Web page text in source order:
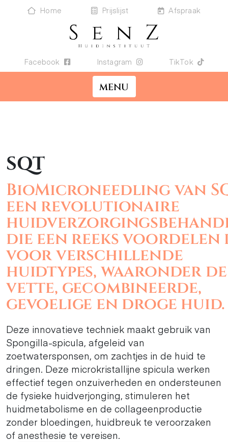
Home Prijslijst Afspraak
Facebook Instagram TikTok
MENU
SQT
BioMicroneedling van
een revolutionaire
die een reeks voordelen
voor verschillende
huidtypes, waaronder de
vette, gecombineerde,
gevoelige en droge huid.
Deze innovatieve techniek maakt gebruik van
Spongilla-spicula, afgeleid van
zoetwatersponsen, om zachtjes in de huid te
dringen. Deze microkristallijne spicula werken
effectief tegen onzuiverheden en ondersteunen
de fysieke huidverjonging, stimuleren het
huidmetabolisme en de collageenproductie
zonder bloedingen, huidbreuk te veroorzaken
of anesthesie te vereisen.